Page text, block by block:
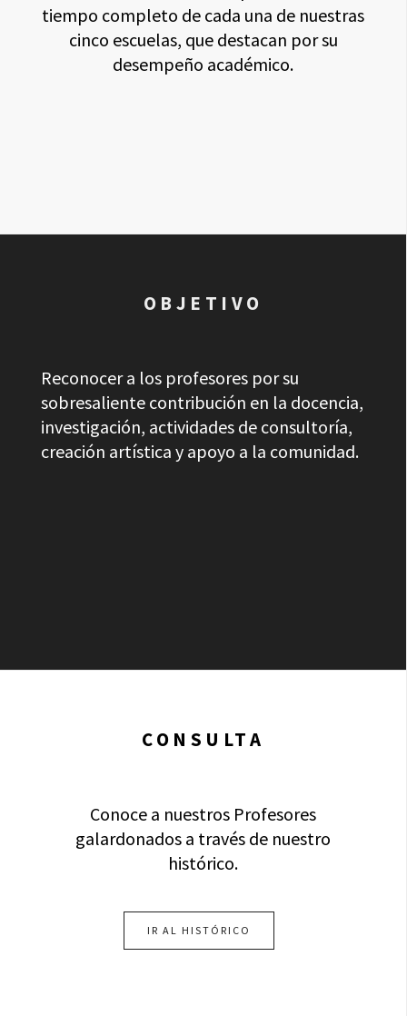
tiempo completo de cada una de nuestras
cinco escuelas, que destacan por su
desempeño académico.
OBJETIVO
Reconocer a los profesores por su
sobresaliente contribución en la docencia,
investigación, actividades de consultoría,
creación artística y apoyo a la comunidad.
CONSULTA
Conoce a nuestros Profesores
galardonados a través de nuestro
histórico.
IR AL HISTÓRICO